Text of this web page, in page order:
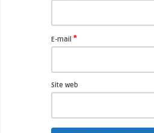
E-mail *
Site web